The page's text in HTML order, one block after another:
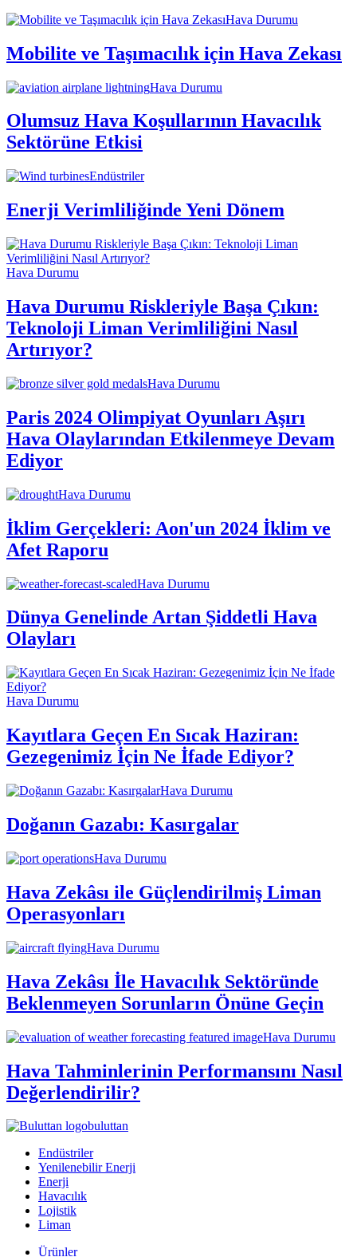
Hava Durumu
Mobilite ve Taşımacılık için Hava Zekası
Hava Durumu
Olumsuz Hava Koşullarının Havacılık
Sektörüne Etkisi
Endüstriler
Enerji Verimliliğinde Yeni Dönem
Hava Durumu
Hava Durumu Riskleriyle Başa Çıkın:
Teknoloji Liman Verimliliğini Nasıl
Artırıyor?
Hava Durumu
Paris 2024 Olimpiyat Oyunları Aşırı
Hava Olaylarından Etkilenmeye Devam
Ediyor
Hava Durumu
İklim Gerçekleri: Aon'un 2024 İklim ve
Afet Raporu
Hava Durumu
Dünya Genelinde Artan Şiddetli Hava
Olayları
Hava Durumu
Kayıtlara Geçen En Sıcak Haziran:
Gezegenimiz İçin Ne İfade Ediyor?
Hava Durumu
Doğanın Gazabı: Kasırgalar
Hava Durumu
Hava Zekâsı ile Güçlendirilmiş Liman
Operasyonları
Hava Durumu
Hava Zekâsı İle Havacılık Sektöründe
Beklenmeyen Sorunların Önüne Geçin
Hava Durumu
Hava Tahminlerinin Performansını Nasıl
Değerlendirilir?
buluttan
Endüstriler
Yenilenebilir Enerji
Enerji
Havacılık
Lojistik
Liman
Ürünler